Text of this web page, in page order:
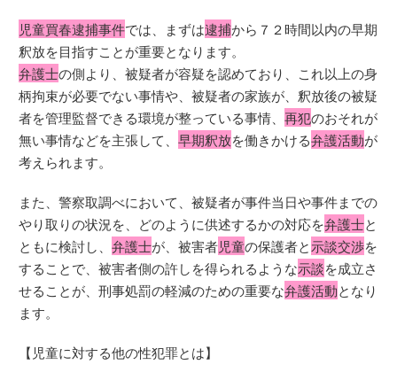
児童買春逮捕事件では、まずは逮捕から７２時間以内の早期
釈放を目指すことが重要となります。
弁護士の側より、被疑者が容疑を認めており、これ以上の身
柄拘束が必要でない事情や、被疑者の家族が、釈放後の被疑
者を管理監督できる環境が整っている事情、再犯のおそれが
無い事情などを主張して、早期釈放を働きかける弁護活動が
考えられます。
また、警察取調べにおいて、被疑者が事件当日や事件までの
やり取りの状況を、どのように供述するかの対応を弁護士と
ともに検討し、弁護士が、被害者児童の保護者と示談交渉を
することで、被害者側の許しを得られるような示談を成立さ
せることが、刑事処罰の軽減のための重要な弁護活動となり
ます。
【児童に対する他の性犯罪とは】